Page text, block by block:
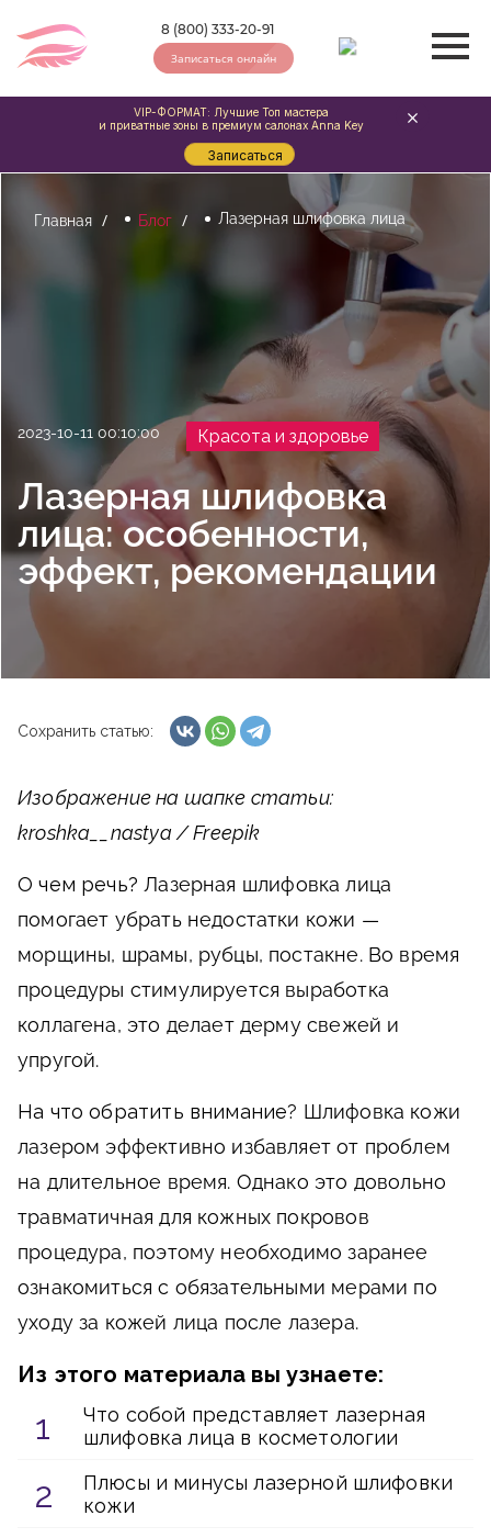
8 (800) 333-20-91
Записаться онлайн
Главная Блог Лазерная шлифовка лица
2023-10-11 00:10:00 Красота и здоровье
Лазерная шлифовка
лица: особенности,
эффект, рекомендации
Сохранить статью:
Изображение на шапке статьи:
kroshka__nastya / Freepik
О чем речь? Лазерная шлифовка лица
помогает убрать недостатки кожи —
морщины, шрамы, рубцы, постакне. Во время
процедуры стимулируется выработка
коллагена, это делает дерму свежей и
упругой.
На что обратить внимание? Шлифовка кожи
лазером эффективно избавляет от проблем
на длительное время. Однако это довольно
травматичная для кожных покровов
процедура, поэтому необходимо заранее
ознакомиться с обязательными мерами по
уходу за кожей лица после лазера.
Из этого материала вы узнаете:
Что собой представляет лазерная
шлифовка лица в косметологии
Плюсы и минусы лазерной шлифовки
кожи
VIP-ФОРМАТ: Лучшие Топ мастера
и приватные зоны в премиум салонах Anna Key
Записаться